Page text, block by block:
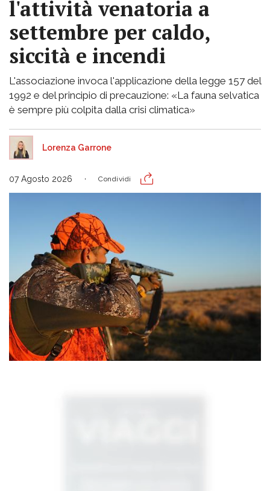
l'attività venatoria a
settembre per caldo,
siccità e incendi
L'associazione invoca l'applicazione della legge 157 del
1992 e del principio di precauzione: «La fauna selvatica
è sempre più colpita dalla crisi climatica»
Lorenza Garrone
07 Agosto 2026 Condividi